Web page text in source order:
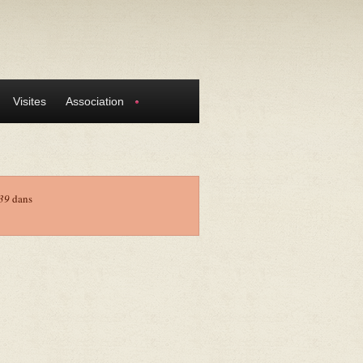
Visites Association
dans